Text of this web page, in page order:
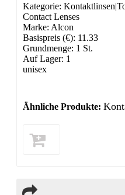
Kategorie:
Contact Lenses
Marke: Alcon
Basispreis (€): 11.33
Grundmenge: 1 St.
Auf Lager: 1
unisex
Ähnliche Produkte: